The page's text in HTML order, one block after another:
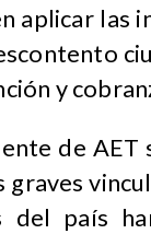
aplicar las
y
de AET
del país